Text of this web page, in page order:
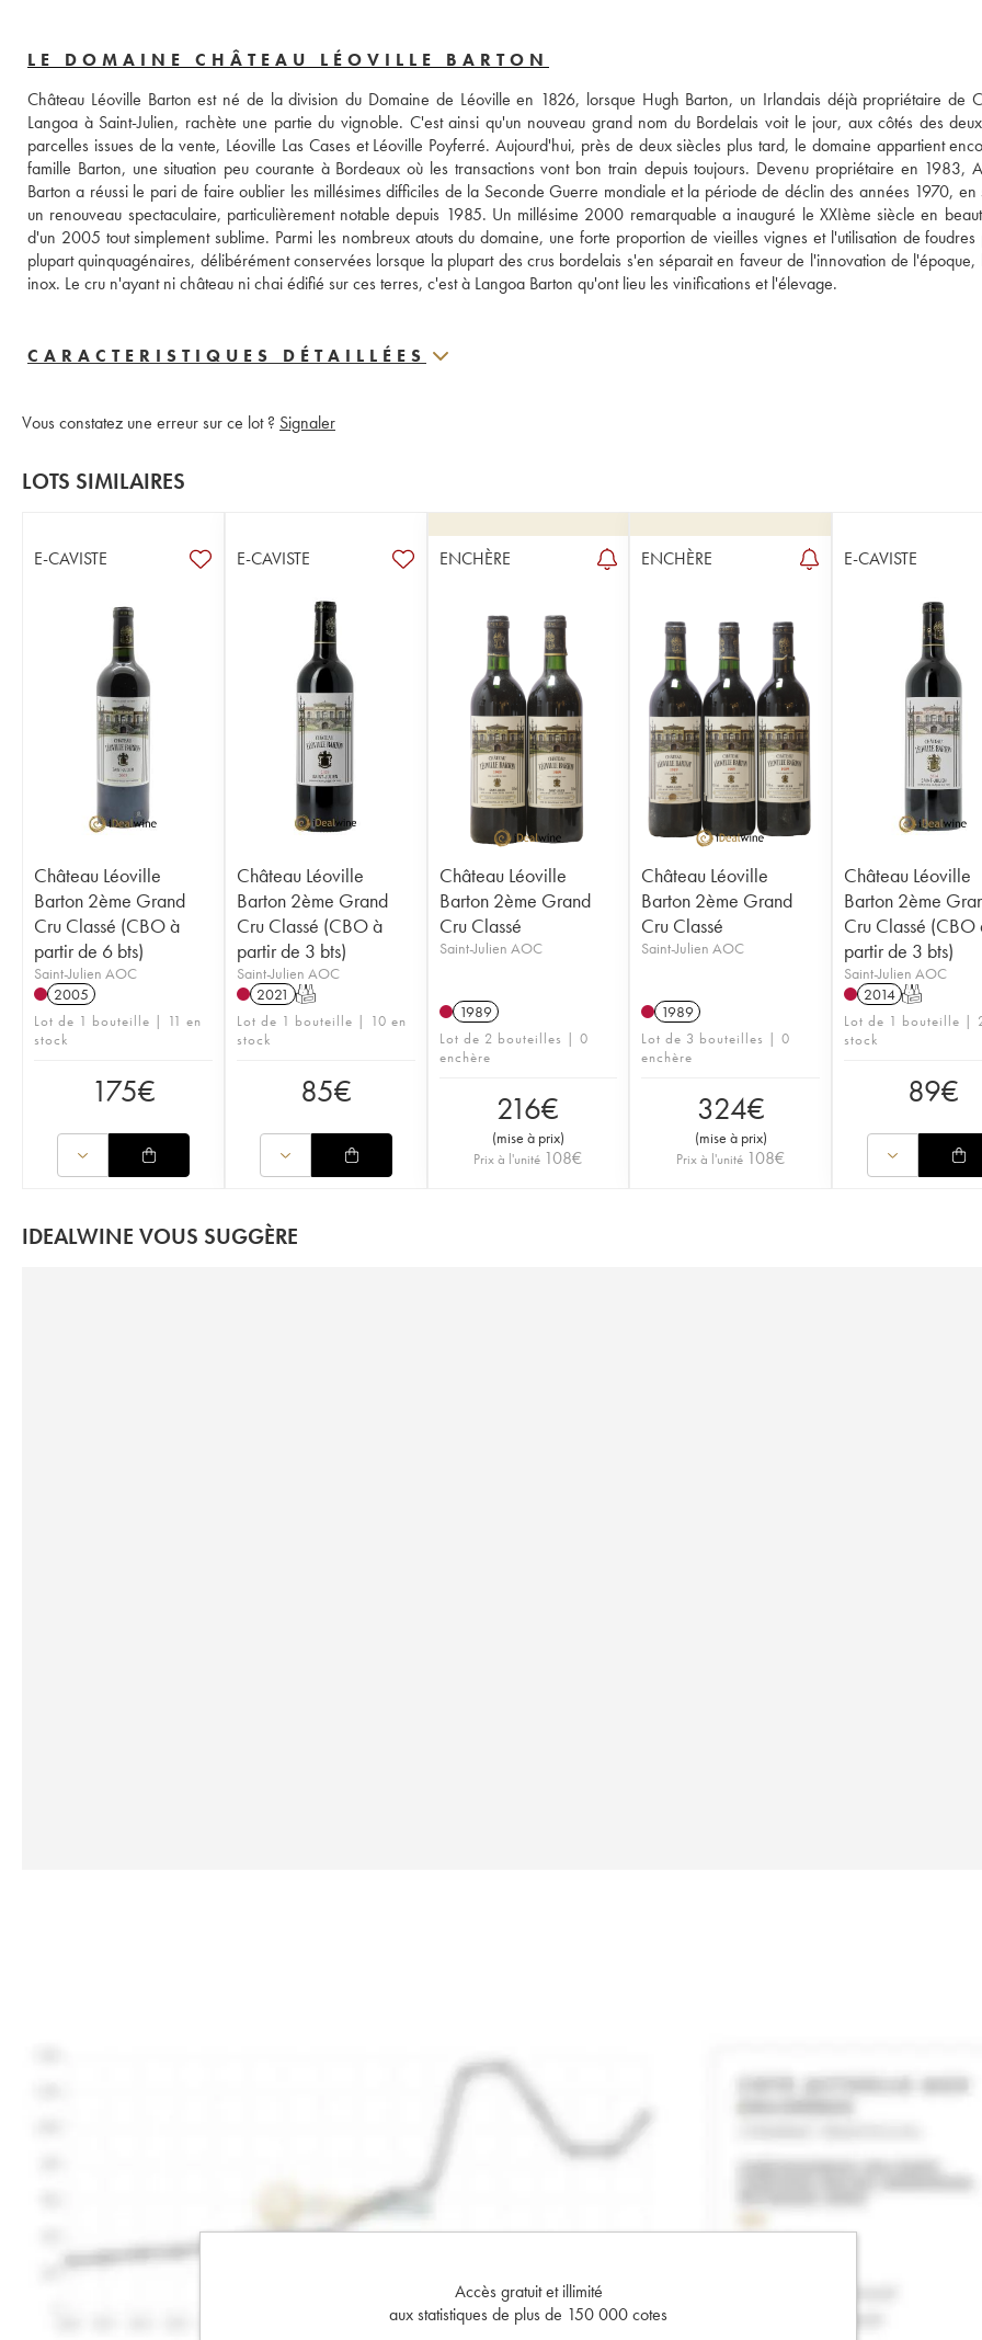
LE DOMAINE CHÂTEAU LÉOVILLE BARTON
Château Léoville Barton est né de la division du Domaine de Léoville en 1826, lorsque Hugh Barton, un Irlandais déjà propriétaire de
Langoa à Saint-Julien, rachète une partie du vignoble. C'est ainsi qu'un nouveau grand nom du Bordelais voit le jour, aux côtés des
parcelles issues de la vente, Léoville Las Cases et Léoville Poyferré. Aujourd'hui, près de deux siècles plus tard, le domaine appartient
famille Barton, une situation peu courante à Bordeaux où les transactions vont bon train depuis toujours. Devenu propriétaire en 1983,
Barton a réussi le pari de faire oublier les millésimes difficiles de la Seconde Guerre mondiale et la période de déclin des années 1970, en
un renouveau spectaculaire, particulièrement notable depuis 1985. Un millésime 2000 remarquable a inauguré le XXIème siècle en
d'un 2005 tout simplement sublime. Parmi les nombreux atouts du domaine, une forte proportion de vieilles vignes et l'utilisation de
plupart quinquagénaires, délibérément conservées lorsque la plupart des crus bordelais s'en séparait en faveur de l'innovation de l'époque,
inox. Le cru n'ayant ni château ni chai édifié sur ces terres, c'est à Langoa Barton qu'ont lieu les vinifications et l'élevage.
CARACTERISTIQUES DÉTAILLÉES
Vous constatez une erreur sur ce lot ? Signaler
LOTS SIMILAIRES
E-CAVISTE
Château Léoville
Barton 2ème Grand
Cru Classé (CBO à
partir de 6 bts)
Saint-Julien AOC
2005
Lot de 1 bouteille | 11 en
stock
175€
E-CAVISTE
Château Léoville
Barton 2ème Grand
Cru Classé (CBO à
partir de 3 bts)
Saint-Julien AOC
2021 T
Lot de 1 bouteille | 10 en
stock
85€
ENCHÈRE
Château Léoville
Barton 2ème Grand
Cru Classé
Saint-Julien AOC
1989
Lot de 2 bouteilles | 0
enchère
216€
(mise à prix)
Prix à l'unité 108€
ENCHÈRE
Château Léoville
Barton 2ème Grand
Cru Classé
Saint-Julien AOC
1989
Lot de 3 bouteilles | 0
enchère
324€
(mise à prix)
Prix à l'unité 108€
E-CAVISTE
Château Léoville
Barton 2ème
Cru Classé (CBO
partir de 3 bts)
Saint-Julien AOC
2014 T
Lot de 1 bouteille |
stock
89€
IDEALWINE VOUS SUGGÈRE
Accès gratuit et illimité
aux statistiques de plus de 150 000 cotes